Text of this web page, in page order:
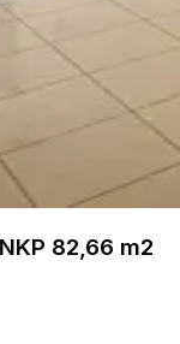
82,66 m2